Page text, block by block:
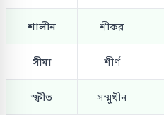
শালীন শীকর
সীমা শীর্ণ
স্ফীত সম্মুখীন